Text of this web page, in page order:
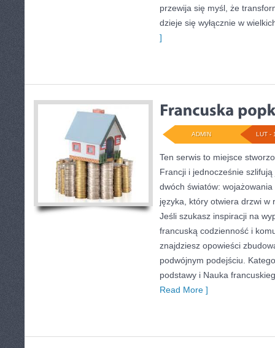
przewija się myśl, że
dzieje się wyłącznie w
]
LUT -
ADMIN
Ten serwis to miejsce
Francji i jednocześnie
dwóch światów:
języka, który otwiera drzwi w
Jeśli szukasz inspiracji na
francuską codzienność i
znajdziesz opowieści
podwójnym podejściu.
podstawy i Nauka
Read More ]